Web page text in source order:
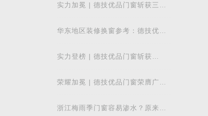
实力加冕 | 德技优品门窗斩获三项
质量发展
华东地区装修换窗参考：德技优品
实力登榜 | 德技优品门窗斩获
以中国智造赋
荣耀加冕 | 德技优品门窗荣膺广东
少军董事
浙江梅雨季门窗容易渗水？原来差